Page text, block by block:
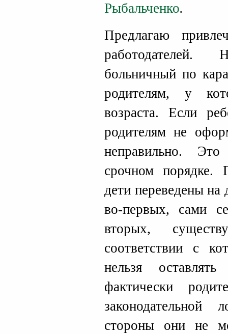
Рыбальченко.
Предлагаю
больничный по
родителям, у
возраста. Если
родителям не
неправильно.
срочном порядке.
дети переведены
во-первых, сами
вторых,
соответствии с
нельзя
фактически
стороны они не